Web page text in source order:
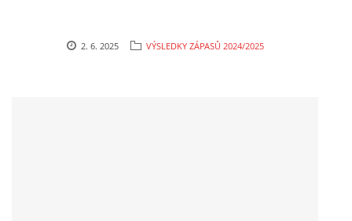
2. 6. 2025 VÝSLEDKY ZÁPASŮ 2024/2025